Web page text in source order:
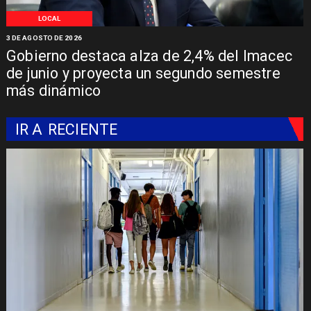
LOCAL
Gobierno destaca alza de 2,4% del Imacec
de junio y proyecta un segundo semestre
más dinámico
3 DE AGOSTO DE 2026
IR A RECIENTE